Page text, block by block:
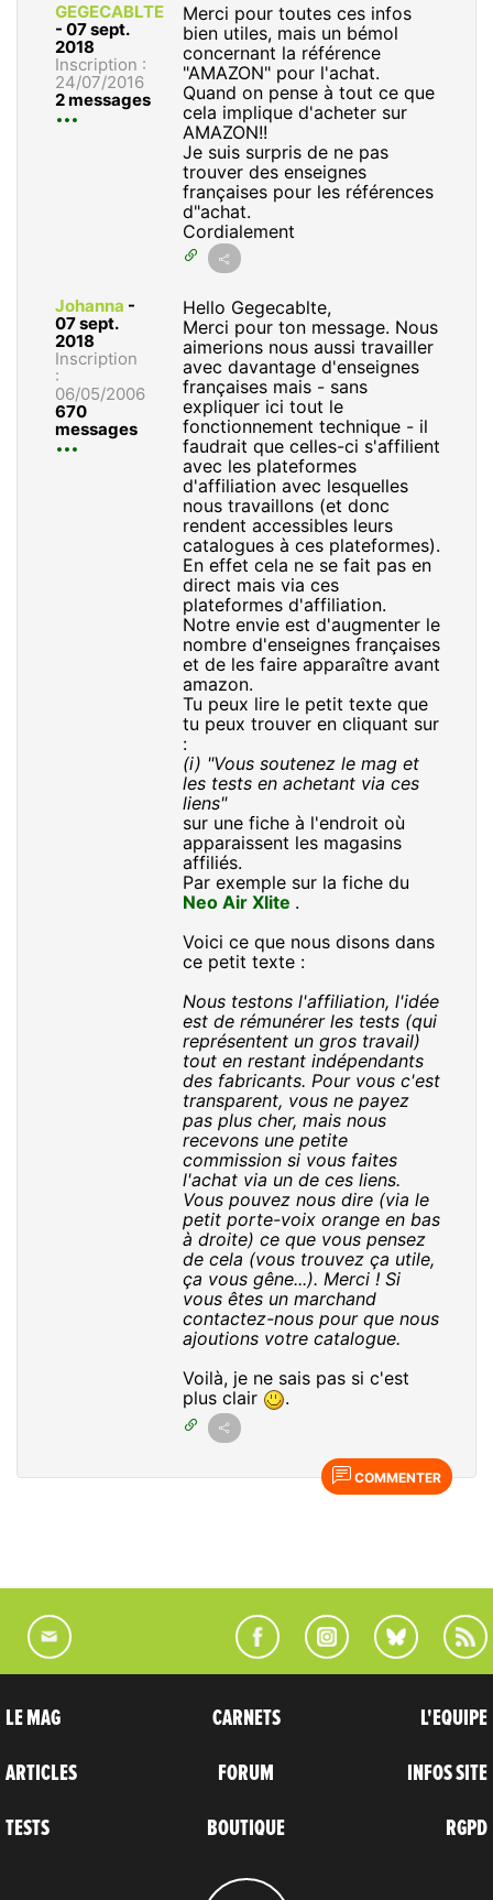
GEGECABLTE
- 07 sept.
2018
Inscription :
24/07/2016
2 messages
Merci pour toutes ces infos
bien utiles, mais un bémol
concernant la référence
"AMAZON" pour l'achat.
Quand on pense à tout ce que
cela implique d'acheter sur
AMAZON!!
Je suis surpris de ne pas
trouver des enseignes
françaises pour les références
d"achat.
Cordialement
Johanna -
07 sept.
2018
Inscription
:
06/05/2006
670
messages
Hello Gegecablte,
Merci pour ton message. Nous
aimerions nous aussi travailler
avec davantage d'enseignes
françaises mais - sans
expliquer ici tout le
fonctionnement technique - il
faudrait que celles-ci s'affilient
avec les plateformes
d'affiliation avec lesquelles
nous travaillons (et donc
rendent accessibles leurs
catalogues à ces plateformes).
En effet cela ne se fait pas en
direct mais via ces
plateformes d'affiliation.
Notre envie est d'augmenter le
nombre d'enseignes françaises
et de les faire apparaître avant
amazon.
Tu peux lire le petit texte que
tu peux trouver en cliquant sur
:
(i) "Vous soutenez le mag et
les tests en achetant via ces
liens"
sur une fiche à l'endroit où
apparaissent les magasins
affiliés.
Par exemple sur la fiche du
Neo Air Xlite .
Voici ce que nous disons dans
ce petit texte :
Nous testons l'affiliation, l'idée
est de rémunérer les tests (qui
représentent un gros travail)
tout en restant indépendants
des fabricants. Pour vous c'est
transparent, vous ne payez
pas plus cher, mais nous
recevons une petite
commission si vous faites
l'achat via un de ces liens.
Vous pouvez nous dire (via le
petit porte-voix orange en bas
à droite) ce que vous pensez
de cela (vous trouvez ça utile,
ça vous gêne...). Merci ! Si
vous êtes un marchand
contactez-nous pour que nous
ajoutions votre catalogue.
Voilà, je ne sais pas si c'est
plus clair
.
COMMENTER
LE MAG
ARTICLES
TESTS
CARNETS
FORUM
BOUTIQUE
L'EQUIPE
INFOS SITE
RGPD